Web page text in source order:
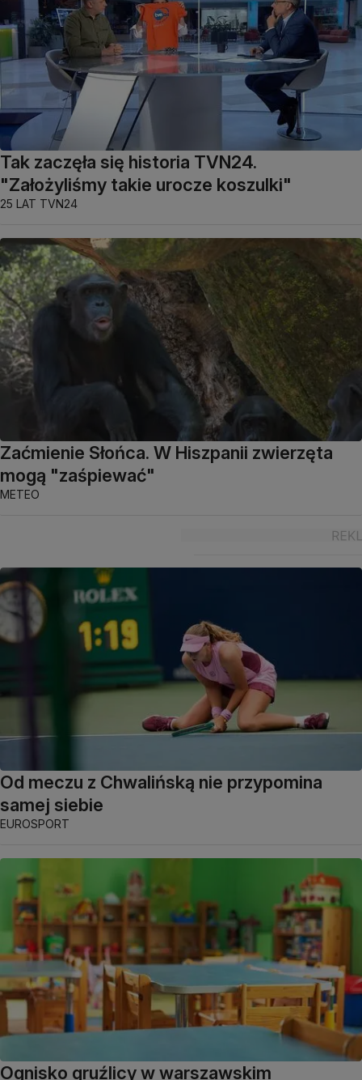
Tak zaczęła się historia TVN24.
"Założyliśmy takie urocze koszulki"
25 LAT TVN24
Zaćmienie Słońca. W Hiszpanii zwierzęta
mogą "zaśpiewać"
METEO
Od meczu z Chwalińską nie przypomina
samej siebie
EUROSPORT
Ognisko gruźlicy w warszawskim